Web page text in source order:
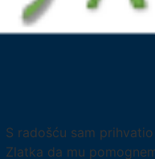
S radošću sam
Zlatka da mu